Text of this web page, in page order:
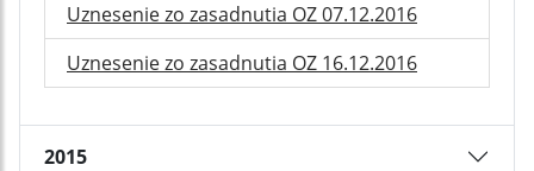
Uznesenie zo zasadnutia OZ 07.12.2016
Uznesenie zo zasadnutia OZ 16.12.2016
2015